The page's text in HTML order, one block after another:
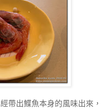
帶出鰈魚本身的風味出來，